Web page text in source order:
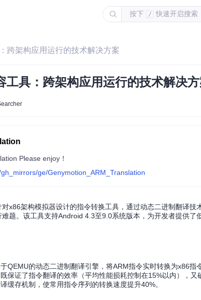
按下 / 快速开启搜索
跨架构应用运行的技术解决方案
工具：跨架构应用运行的技术解决
Please enjoy！
ge/Genymotion_ARM_Translation
x86架构模拟器设计的指令转换工具，通过动态二进制翻译
题。该工具支持Android 4.3至9.0系统版本，为开发者提供
QEMU的动态二进制翻译引擎，将ARM指令实时转换为x86
保证了指令翻译的效率（平均性能损耗控制在15%以内），
缓存机制，使常用指令序列的转换速度提升40%。